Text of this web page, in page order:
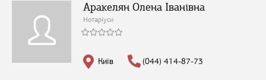
Аракелян Олена Іванівна
Нотаріуси
Київ (044) 414-87-73